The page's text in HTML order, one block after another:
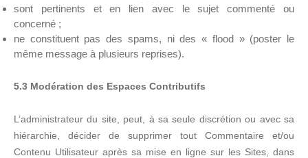
sont pertinents et en lien avec le sujet commenté ou
concerné ;
ne constituent pas des spams, ni des « flood » (poster le
même message à plusieurs reprises).
5.3 Modération des Espaces Contributifs
L’administrateur du site, peut, à sa seule discrétion ou avec sa
hiérarchie, décider de supprimer tout Commentaire et/ou
Contenu Utilisateur après sa mise en ligne sur les Sites, dans